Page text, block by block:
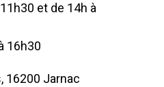
et de 14h à
16h30
16200 Jarnac